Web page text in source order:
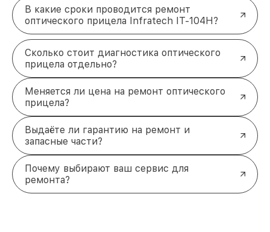
В какие сроки проводится ремонт
оптического прицела Infratech IT-104H?
Сколько стоит диагностика оптического
прицела отдельно?
Меняется ли цена на ремонт оптического
прицела?
Выдаёте ли гарантию на ремонт и
запасные части?
Почему выбирают ваш сервис для
ремонта?